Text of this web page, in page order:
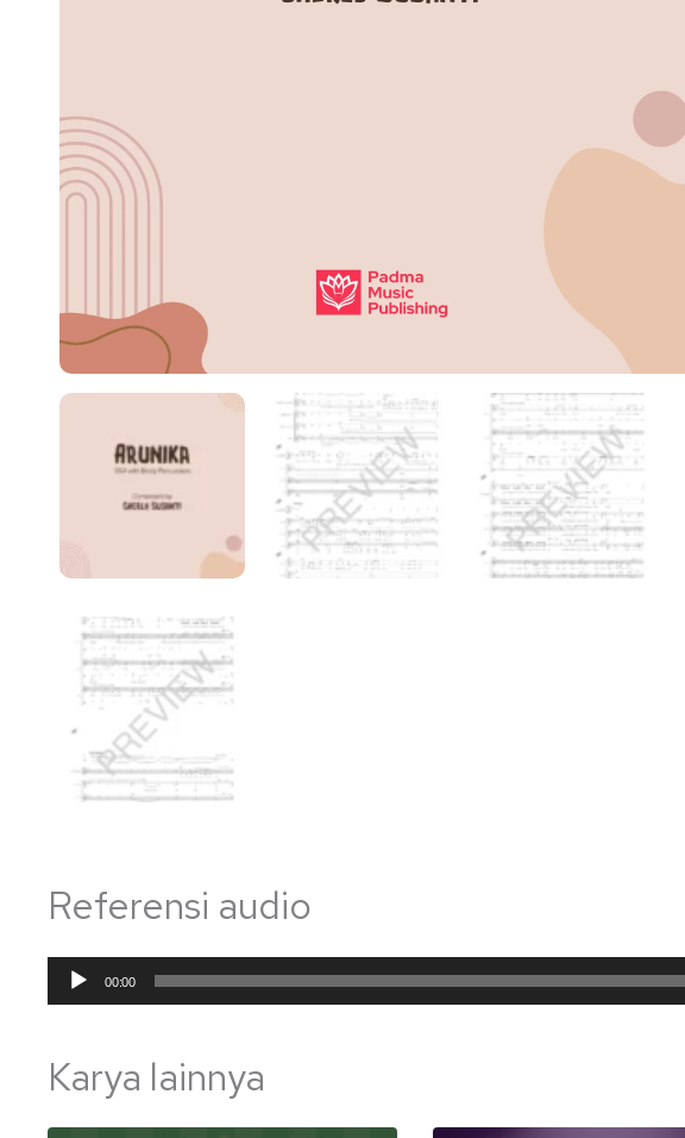
Referensi audio
Pemutar
Audio
00:00
Karya lainnya